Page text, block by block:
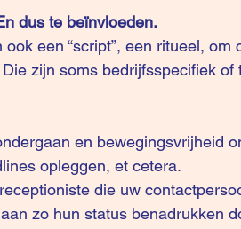
dus te beïnvloeden.
zijn soms bedrijfsspecifiek of
en bewegingsvrijheid
opleggen, et cetera.
die uw
zo hun status benadrukken